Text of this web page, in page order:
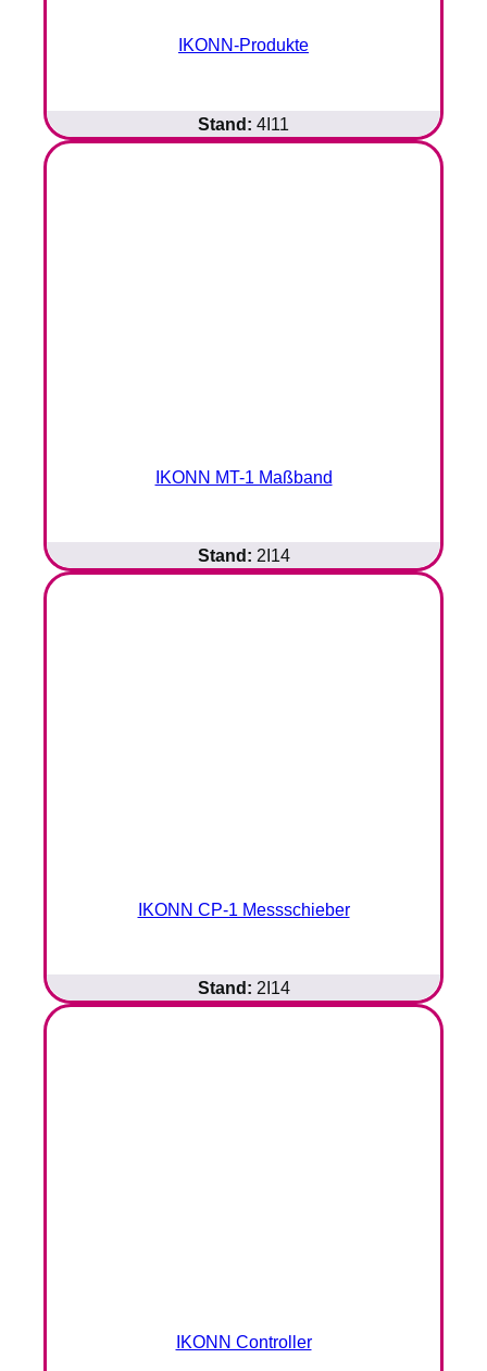
IKONN-Produkte
Stand: 4I11
IKONN MT-1 Maßband
Stand: 2I14
IKONN CP-1 Messschieber
Stand: 2I14
IKONN Controller